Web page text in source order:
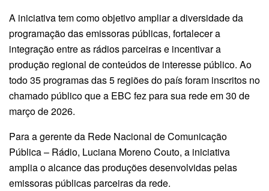
A iniciativa tem como objetivo ampliar a diversidade da
programação das emissoras públicas, fortalecer a
integração entre as rádios parceiras e incentivar a
produção regional de conteúdos de interesse público. Ao
todo 35 programas das 5 regiões do país foram inscritos no
chamado público que a EBC fez para sua rede em 30 de
março de 2026.
Para a gerente da Rede Nacional de Comunicação
Pública – Rádio, Luciana Moreno Couto, a iniciativa
amplia o alcance das produções desenvolvidas pelas
emissoras públicas parceiras da rede.